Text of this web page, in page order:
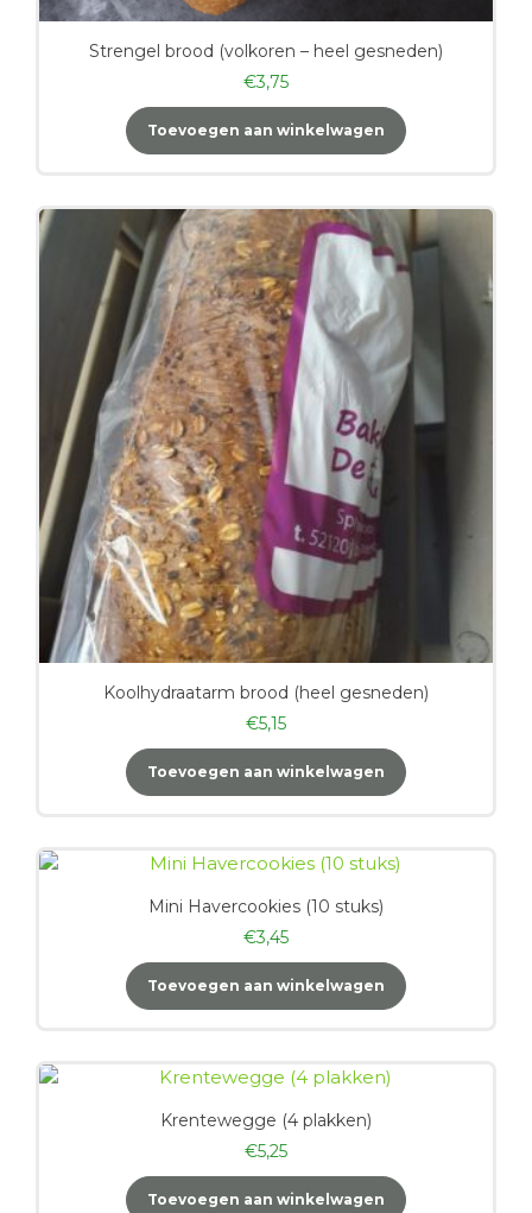
Strengel brood (volkoren – heel gesneden)
€3,75
Toevoegen aan winkelwagen
Koolhydraatarm brood (heel gesneden)
€5,15
Toevoegen aan winkelwagen
Mini Havercookies (10 stuks)
€3,45
Toevoegen aan winkelwagen
Krentewegge (4 plakken)
€5,25
Toevoegen aan winkelwagen